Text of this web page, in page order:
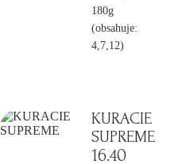
180g
(obsahuje:
4,7,12)
KURACIE
SUPREME
16.40